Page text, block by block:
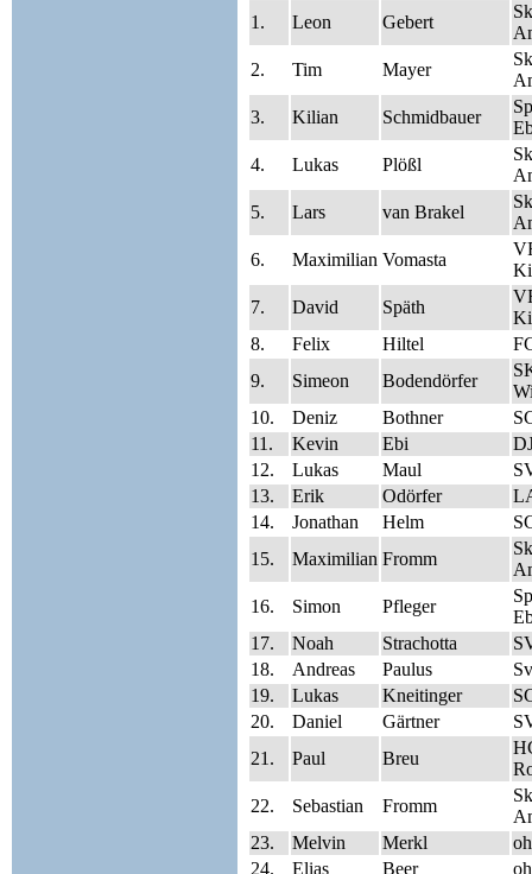
1. Leon Gebert
2.
Tim Mayer
3.
Kilian Schmidbauer
4.
Lukas Plößl
5.
Lars van Brakel
6.
Maximilian Vomasta
7.
David Späth
8.
Felix Hiltel
9.
Simeon Bodendörfer
10.
Deniz Bothner
11.
Kevin Ebi
12.
Lukas Maul
13.
Erik Odörfer
14.
Jonathan Helm
15.
Maximilian Fromm
16.
Simon Pfleger
17.
Noah Strachotta
18.
Andreas Paulus
19.
Lukas Kneitinger
20.
Daniel Gärtner
21.
Paul Breu
22.
Sebastian Fromm
23.
Melvin Merkl
24.
Elias Beer